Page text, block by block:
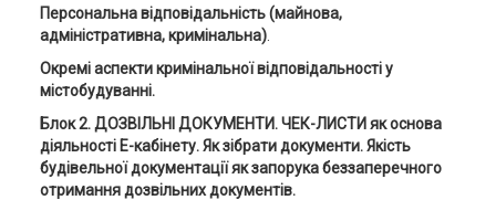
Персональна відповідальність (майнова,
адміністративна, кримінальна).
Окремі аспекти кримінальної відповідальності у
містобудуванні.
Блок 2. ДОЗВІЛЬНІ ДОКУМЕНТИ. ЧЕК-ЛИСТИ як основа
діяльності Е-кабінету. Як зібрати документи. Якість
будівельної документації як запорука беззаперечного
отримання дозвільних документів.